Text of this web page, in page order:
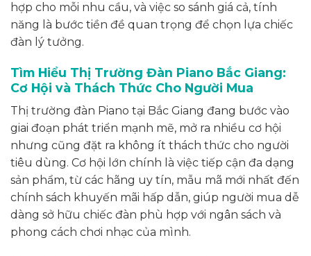
hợp cho mỗi nhu cầu, và việc so sánh giá cả, tính
năng là bước tiền đề quan trọng để chọn lựa chiếc
đàn lý tưởng.
Tìm Hiểu Thị Trường Đàn Piano Bắc Giang:
Cơ Hội và Thách Thức Cho Người Mua
Thị trường đàn Piano tại Bắc Giang đang bước vào
giai đoạn phát triển mạnh mẽ, mở ra nhiều cơ hội
nhưng cũng đặt ra không ít thách thức cho người
tiêu dùng. Cơ hội lớn chính là việc tiếp cận đa dạng
sản phẩm, từ các hãng uy tín, mẫu mã mới nhất đến
chính sách khuyến mãi hấp dẫn, giúp người mua dễ
dàng sở hữu chiếc đàn phù hợp với ngân sách và
phong cách chơi nhạc của mình.